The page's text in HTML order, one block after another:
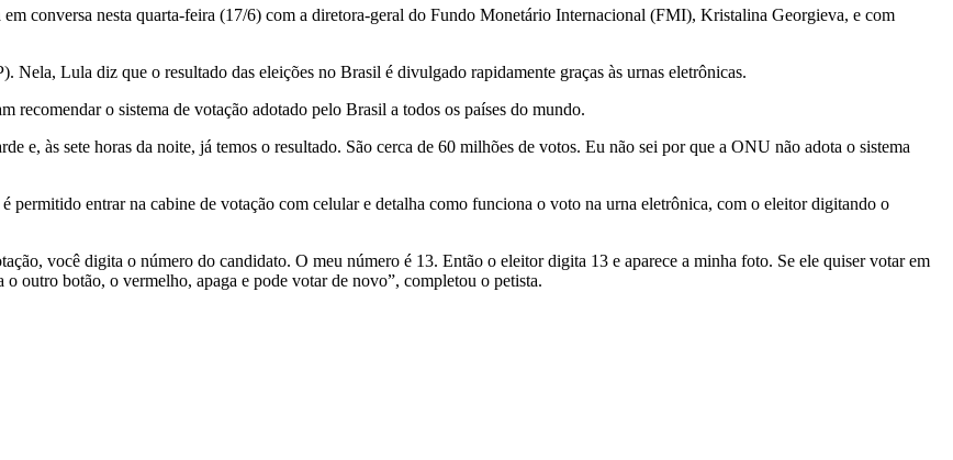
conversa nesta quarta-feira (17/6) com a diretora-geral do Fundo Monetário Internacional (FMI), Kristalina Georgieva, e com
Nela, Lula diz que o resultado das eleições no Brasil é divulgado rapidamente graças às urnas eletrônicas.
recomendar o sistema de votação adotado pelo Brasil a todos os países do mundo.
e, às sete horas da noite, já temos o resultado. São cerca de 60 milhões de votos. Eu não sei por que a ONU não adota o sistema
permitido entrar na cabine de votação com celular e detalha como funciona o voto na urna eletrônica, com o eleitor digitando o
você digita o número do candidato. O meu número é 13. Então o eleitor digita 13 e aparece a minha foto. Se ele quiser votar em
outro botão, o vermelho, apaga e pode votar de novo”, completou o petista.